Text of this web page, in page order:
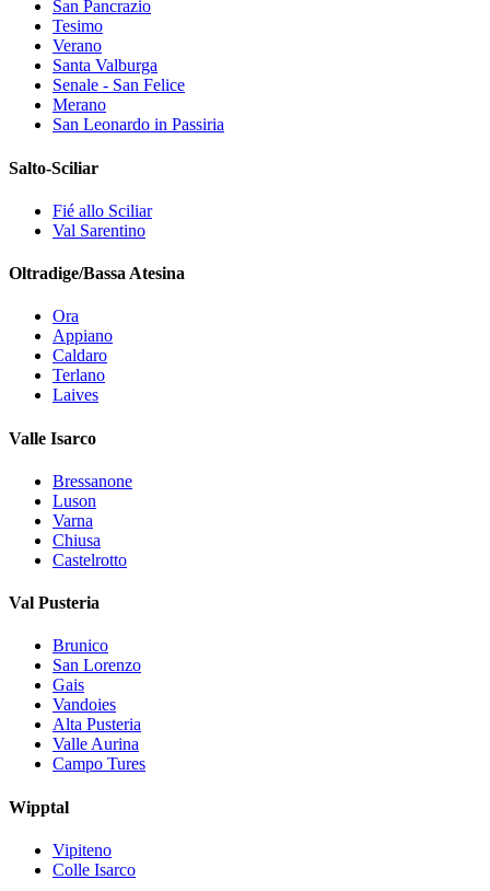
San Pancrazio
Tesimo
Verano
Santa Valburga
Senale - San Felice
Merano
San Leonardo in Passiria
Salto-Sciliar
Fié allo Sciliar
Val Sarentino
Oltradige/Bassa Atesina
Ora
Appiano
Caldaro
Terlano
Laives
Valle Isarco
Bressanone
Luson
Varna
Chiusa
Castelrotto
Val Pusteria
Brunico
San Lorenzo
Gais
Vandoies
Alta Pusteria
Valle Aurina
Campo Tures
Wipptal
Vipiteno
Colle Isarco